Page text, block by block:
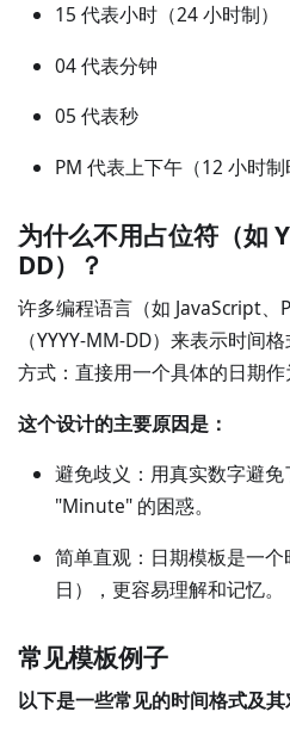
15 代表小时（24 小时制）
04 代表分钟
05 代表秒
PM 代表上下午（12 小时制
为什么不用占位符（如
DD）？
许多编程语言（如 JavaScript
（YYYY-MM-DD）来表示时间
方式：直接用一个具体的日期作
这个设计的主要原因是：
避免歧义：用真实数字避
"Minute" 的困惑。
简单直观：日期模板是一
日），更容易理解和记忆。
常见模板例子
以下是一些常见的时间格式及其